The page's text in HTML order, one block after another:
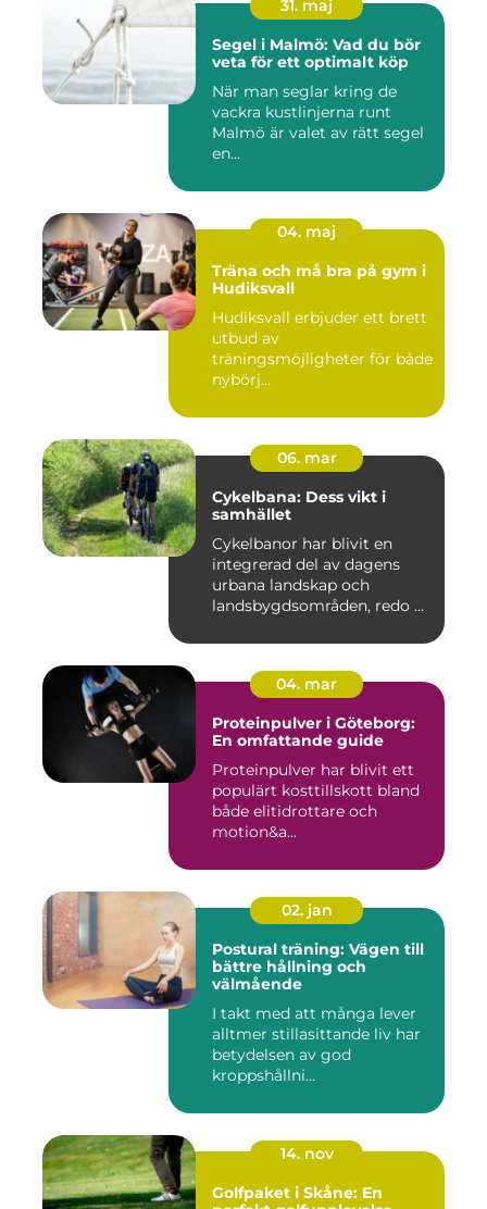
31. maj
Segel i Malmö: Vad du bör
veta för ett optimalt köp
När man seglar kring de
vackra kustlinjerna runt
Malmö är valet av rätt segel
en...
04. maj
Träna och må bra på gym i
Hudiksvall
Hudiksvall erbjuder ett brett
utbud av
träningsmöjligheter för både
nybörj...
06. mar
Cykelbana: Dess vikt i
samhället
Cykelbanor har blivit en
integrerad del av dagens
urbana landskap och
landsbygdsområden, redo ...
04. mar
Proteinpulver i Göteborg:
En omfattande guide
Proteinpulver har blivit ett
populärt kosttillskott bland
både elitidrottare och
motion&a...
02. jan
Postural träning: Vägen till
bättre hållning och
välmående
I takt med att många lever
alltmer stillasittande liv har
betydelsen av god
kroppshållni...
14. nov
Golfpaket i Skåne: En